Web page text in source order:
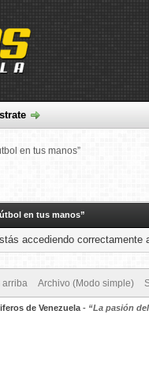
en tus manos”
en tus manos”
accediendo
arriba Archivo (Modo simple)
de Venezuela - “La pasión